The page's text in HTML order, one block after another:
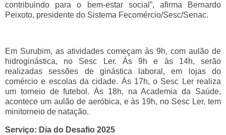
contribuindo para o bem-estar social”, afirma Bernardo
Peixoto, presidente do Sistema Fecomércio/Sesc/Senac.
Em Surubim, as atividades começam às 9h, com aulão de
hidroginástica, no Sesc Ler. Às 9h e às 14h, serão
realizadas sessões de ginástica laboral, em lojas do
comércio e escolas da cidade. Às 17h, o Sesc Ler realiza
um torneio de futebol. Às 18h, na Academia da Saúde,
acontece um aulão de aeróbica, e às 19h, no Sesc Ler, tem
minitorneio de natação.
Serviço: Dia do Desafio 2025